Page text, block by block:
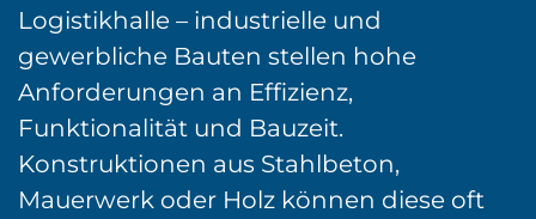
Logistikhalle – industrielle und
gewerbliche Bauten stellen hohe
Anforderungen an Effizienz,
Funktionalität und Bauzeit.
Konstruktionen aus Stahlbeton,
Mauerwerk oder Holz können diese oft